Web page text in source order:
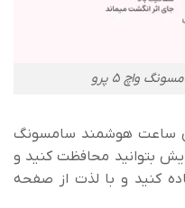
واچ 5 پرو
ساعت هوشمند سامسونگ
بتوانید محافظت کنید و
کنید و با لذت از صفحه